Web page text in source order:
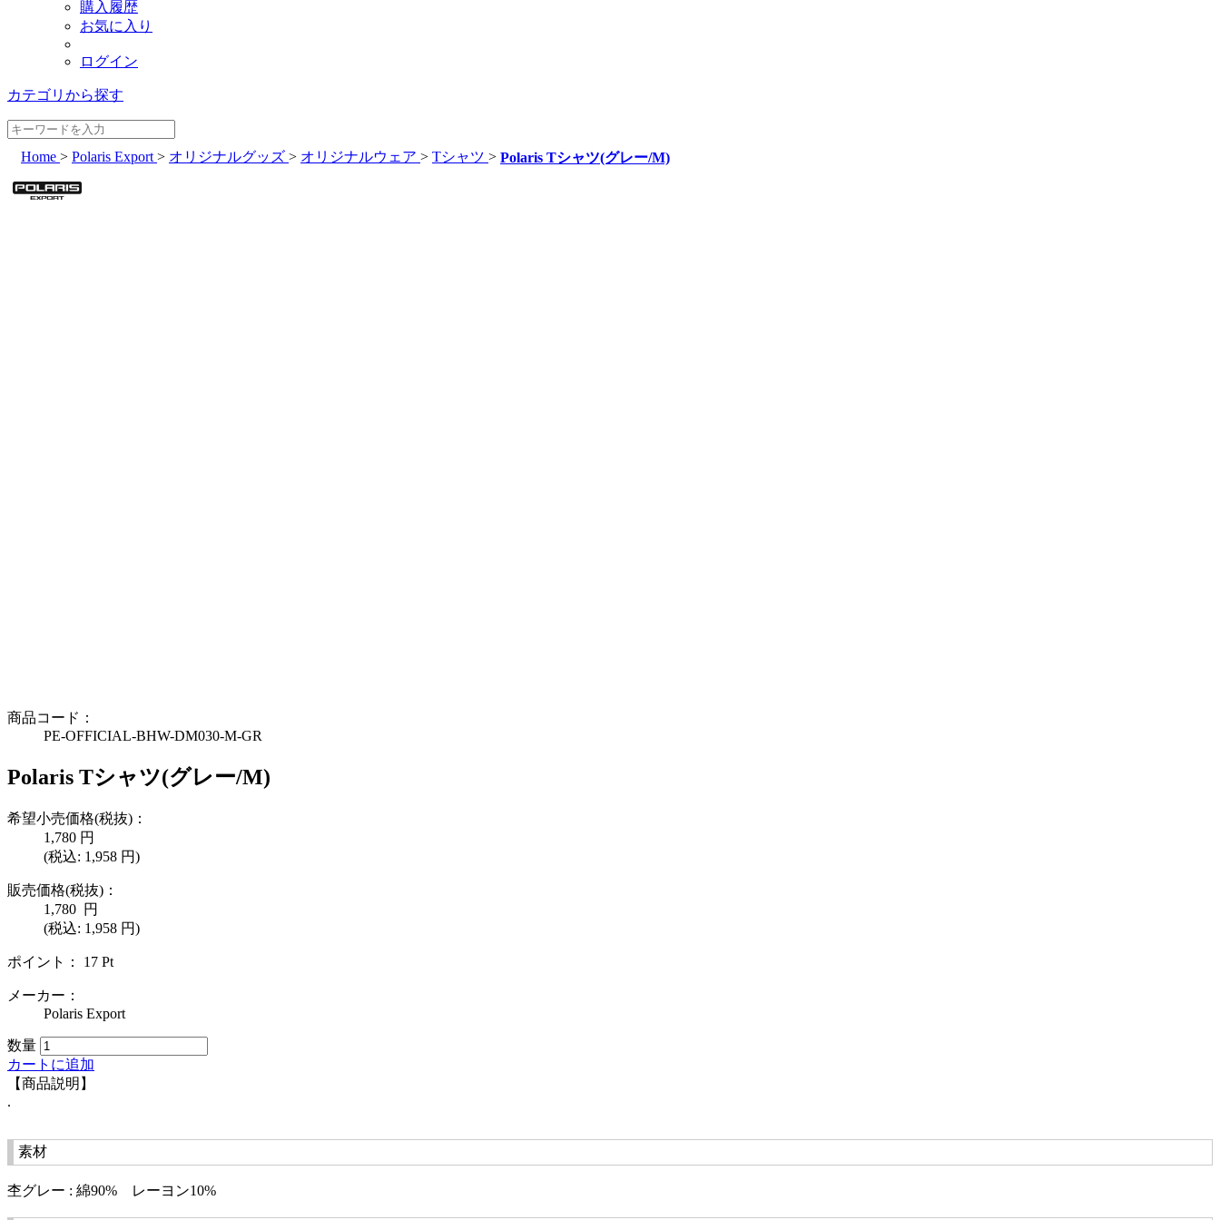
購入履歴
お気に入り
ログイン
カテゴリから探す
Home > Polaris Export > オリジナルグッズ > オリジナルウェア > Tシャツ > Polaris Tシャツ(グレー/M)
商品コード：
PE-OFFICIAL-BHW-DM030-M-GR
Polaris Tシャツ(グレー/M)
希望小売価格(税抜)：
1,780 円
(税込: 1,958 円)
販売価格(税抜)：
1,780 円
(税込: 1,958 円)
ポイント： 17 Pt
メーカー：
Polaris Export
数量
カートに追加
【商品説明】
.
素材
杢グレー : 綿90% レーヨン10%